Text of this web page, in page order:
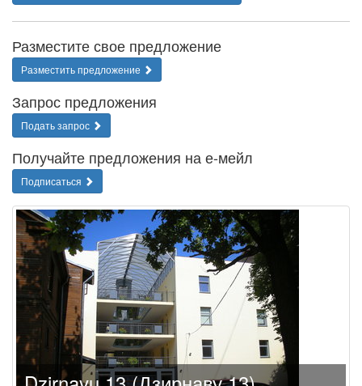
Разместите свое предложение
Разместить предложение
Запрос предложения
Подать запрос
Получайте предложения на е-мейл
Подписаться